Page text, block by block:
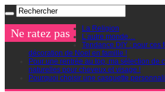
Ne ratez pas
La Religion
L’autre monde…
Tendance DIY : pour ces
décoration de Noel en famille !
Pour une rentrée au top, ma sélection de
naturelles pour cheveux et visage !
Pourquoi choisir une casquette